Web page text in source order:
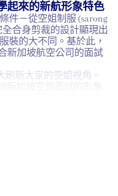
起來的新航形象特色
件－從空姐制服 (sarong
合身剪裁的設計顯現出
裝的大不同。基於此，
新加坡航空公司的面試
刷新大家的空姐視角。
; 南洋味的制服也從未改